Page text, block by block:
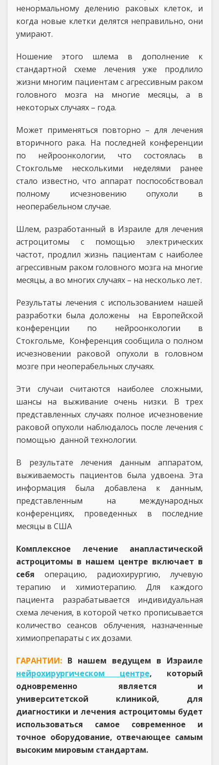
ненормальному делению раковых клеток, и
когда новые клетки делятся неправильно, они
умирают.
Ношение этого шлема в дополнение к
стандартной схеме лечения уже продлило
жизни многим пациентам с агрессивным раком
головного мозга на многие месяцы, а в
некоторых случаях – года.
Может применяться повторно – для лечения
вторичного рака. На последней конференции
по нейроонкологии, что состоялась в
Стокгольме несколькими неделями ранее
стало известно, что аппарат поспособствовал
полному исчезновению опухоли в
неоперабельном случае.
Шлем, разработанный в Израиле для лечения
астроцитомы с помощью электрических
частот, продлил жизнь пациентам с наиболее
агрессивным раком головного мозга на многие
месяцы, а во многих случаях – на несколько лет.
Результаты лечения с использованием нашей
разработки была доложены на Европейской
конференции по нейроонкологии в
Стокгольме, Конференция сообщила о полном
исчезновении раковой опухоли в головном
мозге при неоперабельных случаях.
Эти случаи считаются наиболее сложными,
шансы на выживание очень низки. В трех
представленных случаях полное исчезновение
раковой опухоли наблюдалось после лечения с
помощью данной технологии.
В результате лечения данным аппаратом,
выживаемость пациентов была удвоена. Эта
информация была добавлена ​​к данным,
представленным на международных
конференциях, проведенных в последние
месяцы в США
Комплексное лечение анапластической
астроцитомы в нашем центре включает в
себя операцию, радиохирургию, лучевую
терапию и химиотерапию. Для каждого
пациента разрабатывается индивидуальная
схема лечения, в которой четко прописывается
количество сеансов облучения, назначенные
химиопрепараты с их дозами.
ГАРАНТИИ: В нашем ведущем в Израиле
нейрохирургическом центре, который
одновременно является и
университетской клиникой, для
диагностики и лечения астроцитомы будет
использоваться самое современное и
точное оборудование, отвечающее самым
высоким мировым стандартам.